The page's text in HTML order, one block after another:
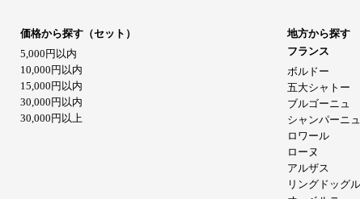
価格から探す（セット）
5,000円以内
10,000円以内
15,000円以内
30,000円以内
30,000円以上
地方から探す
フランス
ボルドー
五大シャトー
ブルゴーニュ
シャンパーニュ
ロワール
ローヌ
アルザス
リングドッグ